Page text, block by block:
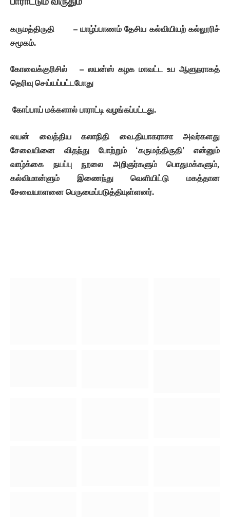
கருமத்திருதி –யாழ்ப்பாணம் தேசிய கல்வியியற் கல்லூரிச்
சமூகம்.
கோவைக்குரிசில் – லயன்ஸ் கழக மாவட்ட உப ஆளுநராகத்
தெரிவு செய்யப்பட்டபோது
கோப்பாய் மக்களால் பாராட்டி வழங்கப்பட்டது.
லயன் வைத்திய கலாநிதி வை.தியாகராசா
அவர்களது
சேவையினை
விதந்து போற்றும் ‘கருமத்திருதி’
என்னும்
வாழ்க்கை
நயப்பு நூலை அறிஞர்களும் பொதுமக்களும்,
கல்விமான்ளும்
இணைந்து வெளியிட்டு
மகத்தான
சேவையாளனை பெருமைப்படுத்தியுள்ளனர்.